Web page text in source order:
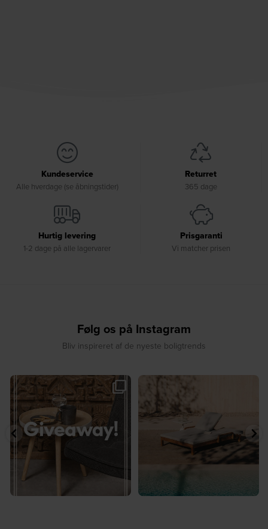
Kundeservice
Alle hverdage (se åbningstider)
Returret
365 dage
Hurtig levering
1-2 dage på alle lagervarer
Prisgaranti
Vi matcher prisen
Følg os på Instagram
Bliv inspireret af de nyeste boligtrends
☀️ Sommerens favorit til terrassen ☀️⁠
...
0
☀️ Sommerens naturlige
samlingspunkt⁠
8 0